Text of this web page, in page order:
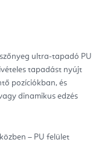
ultra-tapadó PU
tapadást nyújt
pozíciókban, és
dinamikus edzés
– PU felület